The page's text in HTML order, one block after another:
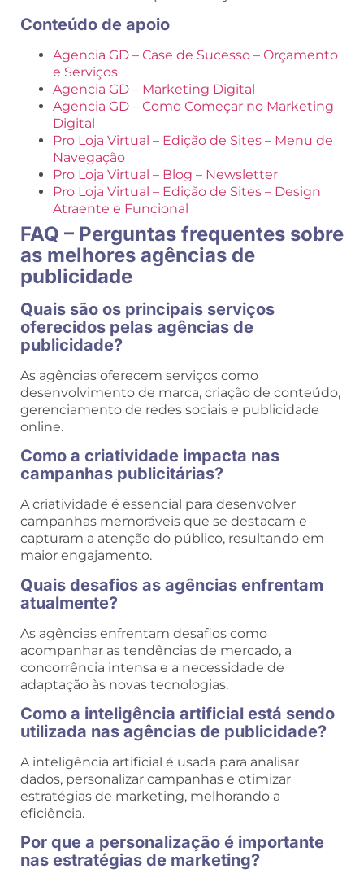
Conteúdo de apoio
Agencia GD – Case de Sucesso – Orçamento
e Serviços
Agencia GD – Marketing Digital
Agencia GD – Como Começar no Marketing
Digital
Pro Loja Virtual – Edição de Sites – Menu de
Navegação
Pro Loja Virtual – Blog – Newsletter
Pro Loja Virtual – Edição de Sites – Design
Atraente e Funcional
FAQ – Perguntas frequentes sobre
as melhores agências de
publicidade
Quais são os principais serviços
oferecidos pelas agências de
publicidade?
As agências oferecem serviços como
desenvolvimento de marca, criação de conteúdo,
gerenciamento de redes sociais e publicidade
online.
Como a criatividade impacta nas
campanhas publicitárias?
A criatividade é essencial para desenvolver
campanhas memoráveis que se destacam e
capturam a atenção do público, resultando em
maior engajamento.
Quais desafios as agências enfrentam
atualmente?
As agências enfrentam desafios como
acompanhar as tendências de mercado, a
concorrência intensa e a necessidade de
adaptação às novas tecnologias.
Como a inteligência artificial está sendo
utilizada nas agências de publicidade?
A inteligência artificial é usada para analisar
dados, personalizar campanhas e otimizar
estratégias de marketing, melhorando a
eficiência.
Por que a personalização é importante
nas estratégias de marketing?